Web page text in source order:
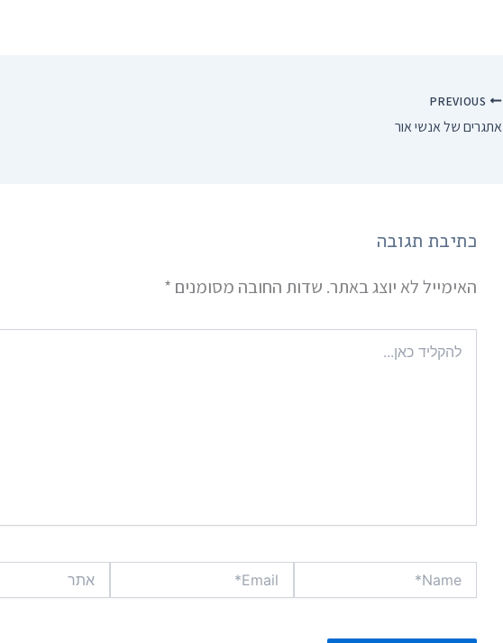
אתגרים של אנשי אור
כתיבת תגובה
האימייל לא יוצג באתר. שדות החובה מסומנים *
כאן...